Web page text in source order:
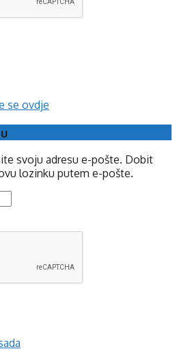
se ovdje
svoju adresu e-pošte. Dobit
lozinku putem e-pošte.